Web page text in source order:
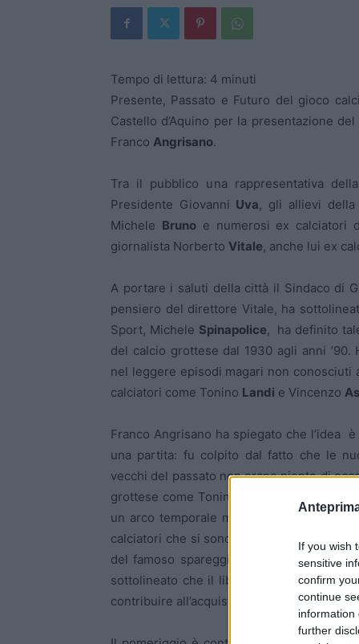
If you wish
sensitive
confirm
continue
information
further
Tempo di lettura: 4 minuti
Presente, Passato e Futuro del gioco
Castello d’Aquino per la presentazione del
Franco Angrisano.
Tra il pubblico una rappresentativa
Presidente Giovanni Uva, gli allievi della
Michele Brunoe numerosi ex calciatori
giornalista Norberto Vitale, anche lui ex
A portare i saluti della città il Sindaco di
pensiero del direttore Vitale, ha
Sport, Michele Spinapolice, ha definito
del calcio grottese dal 1930 agli anni ’90.
nel leggere episodi magari non
calciatori come Tonino Landi e Vincenzo
Franco Angrisano ha spiegato che l’idea
una partita: fu colpito dal fatto che le
vecchi del passato non erano niente di
grottese come Tonino Landi e Vincenzo
un arco temporale molto lungo, e quindi,
calciatori che si sono succeduti. Gli anni
del famoso spareggio con la Nocerina,
sottolineato che il libro non ha un prezzo
contribuire all’acquisto di un defibrillatore